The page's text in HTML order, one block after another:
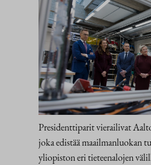
Presidenttiparit vierailivat
joka edistää maailmanluokan
yliopiston eri tieteenalojen